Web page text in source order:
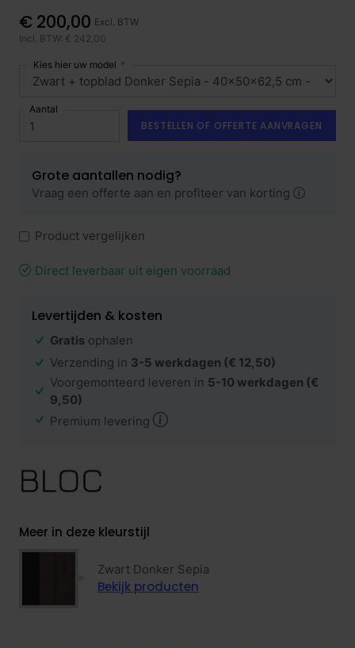
€ 200,00 Excl. BTW
Incl. BTW: € 242,00
Kies hier uw model
Aantal
BESTELLEN OF OFFERTE AANVRAGEN
Grote aantallen nodig?
Vraag een offerte aan en profiteer van korting
Product vergelijken
Direct leverbaar uit eigen voorraad
Levertijden & kosten
Gratis ophalen
Verzending in 3-5 werkdagen (€ 12,50)
Voorgemonteerd leveren in 5-10 werkdagen (€
9,50)
Premium levering
Meer in deze kleurstijl
Zwart Donker Sepia
Bekijk producten